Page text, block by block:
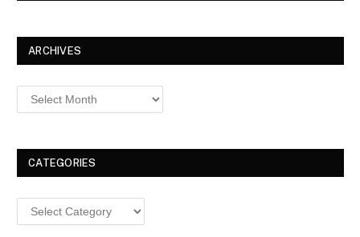
ARCHIVES
Archives
CATEGORIES
Categories